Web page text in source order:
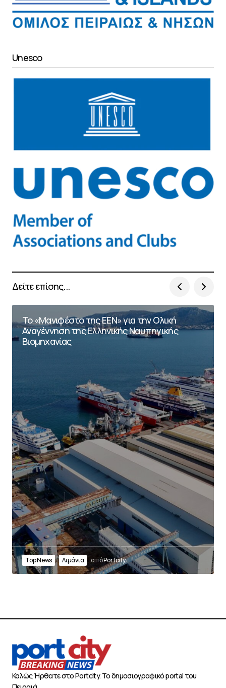
Unesco
Δείτε επίσης...
Το «Μανιφέστο της ΕΕΝ» για την Ολική
Αναγέννηση της Ελληνικής Ναυπηγικής
Βιομηχανίας
Top News Λιμάνια απόPortcity
Καλώς Ήρθατε στο Portcity. Το δημοσιογραφικό portal του